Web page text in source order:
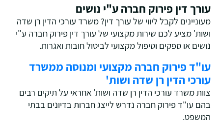
עורך דין פירוק חברה ע"י נושים
מעוניינים לקבל ליווי של עורך דין? משרד עורכי הדין רן שדה
ושות' מציע לכם שירות מקצועי של עורך דין פירוק חברה ע"י
נושים או ספקים וטיפול מקצועי לביטול חובות ואגרות.
עו"ד פירוק חברה מקצועי ומנוסה ממשרד
עורכי הדין רן שדה ושות'
צוות משרד עורכי הדין רן שדה ושות' אחראי על תיקים רבים
בהם עו"ד פירוק חברה נדרש לייצג חברות בדיונים בבתי
המשפט.